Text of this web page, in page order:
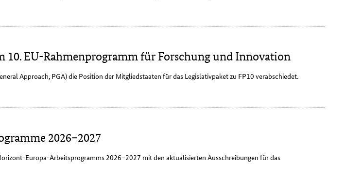
EU-Rahmenprogramm für Forschung und Innovation
Approach, PGA) die Position der Mitgliedstaaten für das Legislativpaket zu FP10 verabschiedet.
2026–2027
Europa-Arbeitsprogramms 2026–2027 mit den aktualisierten Ausschreibungen für das